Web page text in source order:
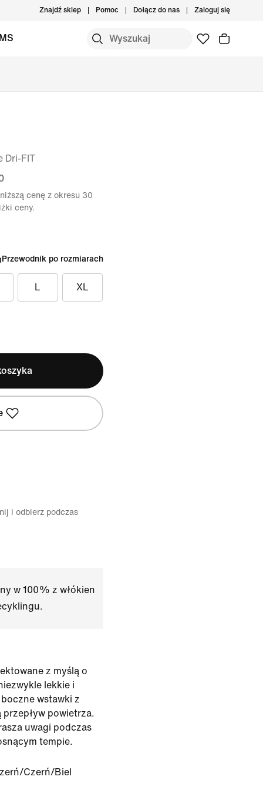
Znajdź sklep Pomoc Dołącz do nas Zaloguj się
Dri-FIT
cenę z okresu 30
ceny.
Przewodnik po rozmiarach
L XL
i odbierz podczas
w 100% z włókien
z myślą o
lekkie i
wstawki z
powietrza.
uwagi podczas
tempie.
Czerń/Biel